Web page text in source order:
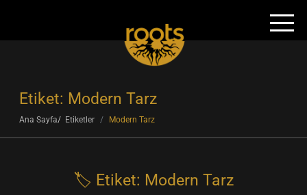
Etiket: Modern Tarz
Ana Sayfa Etiketler Modern Tarz
🏷️ Etiket: Modern Tarz